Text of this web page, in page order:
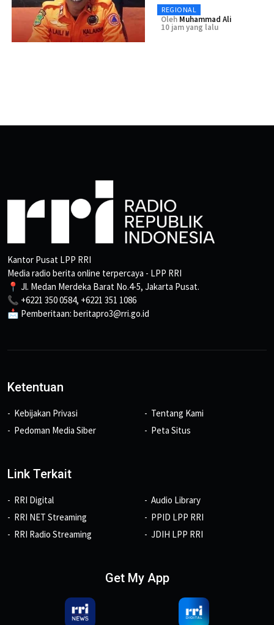
REGIONAL
Oleh Muhammad Ali
10 jam yang lalu
Kantor Pusat LPP RRI
Media radio berita online terpercaya - LPP RRI
📍 Jl. Medan Merdeka Barat No.4-5, Jakarta Pusat.
📞 +6221 350 0584, +6221 351 1086
📩 Pemberitaan: beritapro3@rri.go.id
Ketentuan
Kebijakan Privasi
Pedoman Media Siber
Tentang Kami
Peta Situs
Link Terkait
RRI Digital
RRI NET Streaming
RRI Radio Streaming
Audio Library
PPID LPP RRI
JDIH LPP RRI
Get My App